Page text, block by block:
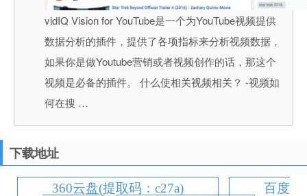
vidIQ Vision for YouTube是一个为YouTube视频提供
数据分析的插件，提供了各项指标来分析视频数据，
如果你是做Youtube营销或者视频创作的话，那这个
视频是必备的插件。 什么使相关视频相关？ -视频如
何在搜 …
下载地址
360云盘(提取码：c27a)
百度